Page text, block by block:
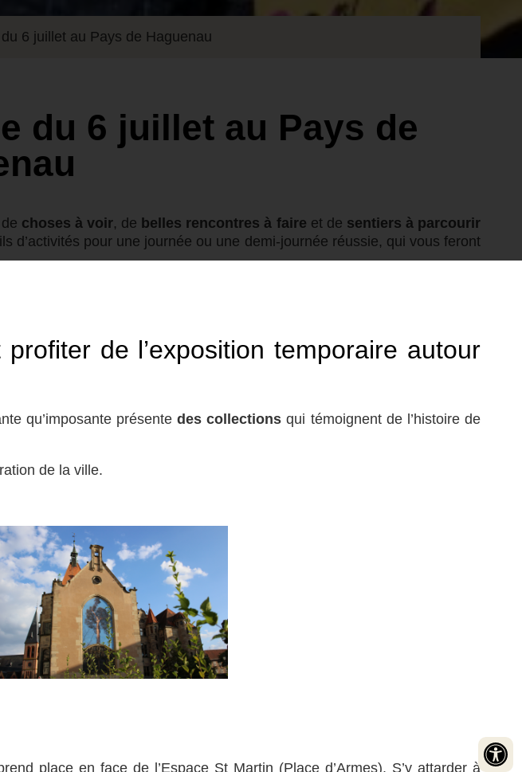
6 juillet au Pays de Haguenau
du 6 juillet au Pays de
choses à voir, de belles rencontres à faire et de sentiers à parcourir
d’activités pour une journée ou une demi-journée réussie, qui vous feront
de l’exposition temporaire autour
qu’imposante présentedes collections qui témoignent de l’histoire de
de la ville.
place en face de l’Espace St Martin (Place d’Armes). S’y attarder à